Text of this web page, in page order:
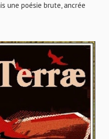
une poésie brute, ancrée